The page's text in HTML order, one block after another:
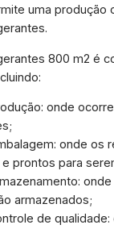
uma produção
800 m2 é
onde
onde os
prontos para
armazenados;
de qualidade: